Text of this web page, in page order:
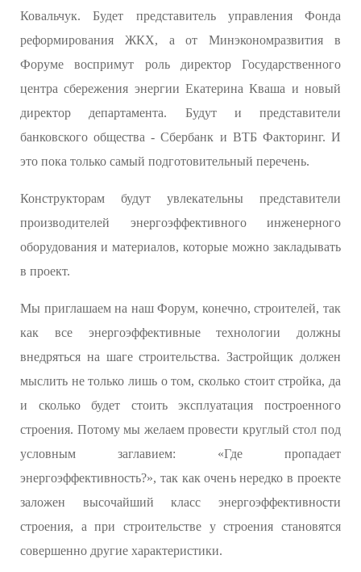
Ковальчук. Будет представитель управления Фонда
реформирования ЖКХ, а от Минэкономразвития в
Форуме воспримут роль директор Государственного
центра сбережения энергии Екатерина Кваша и новый
директор департамента. Будут и представители
банковского общества - Сбербанк и ВТБ Факторинг. И
это пока только самый подготовительный перечень.
Конструкторам будут увлекательны представители
производителей энергоэффективного инженерного
оборудования и материалов, которые можно закладывать
в проект.
Мы приглашаем на наш Форум, конечно, строителей, так
как все энергоэффективные технологии должны
внедряться на шаге строительства. Застройщик должен
мыслить не только лишь о том, сколько стоит стройка, да
и сколько будет стоить эксплуатация построенного
строения. Потому мы желаем провести круглый стол под
условным заглавием: «Где пропадает
энергоэффективность?», так как очень нередко в проекте
заложен высочайший класс энергоэффективности
строения, а при строительстве у строения становятся
совершенно другие характеристики.